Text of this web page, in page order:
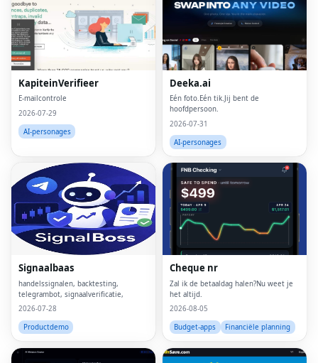
KapiteinVerifieer
E-mailcontrole
2026-07-29
AI-personages
Deeka.ai
Eén foto.Eén tik.Jij bent de
hoofdpersoon.
2026-07-31
AI-personages
Signaalbaas
handelssignalen, backtesting,
telegrambot, signaalverificatie,
2026-07-28
Productdemo
Cheque nr
Zal ik de betaaldag halen?Nu weet je
het altijd.
2026-08-05
Budget-apps
Financiële planning